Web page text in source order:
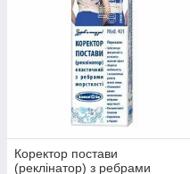
Коректор постави
(реклінатор) з ребрами